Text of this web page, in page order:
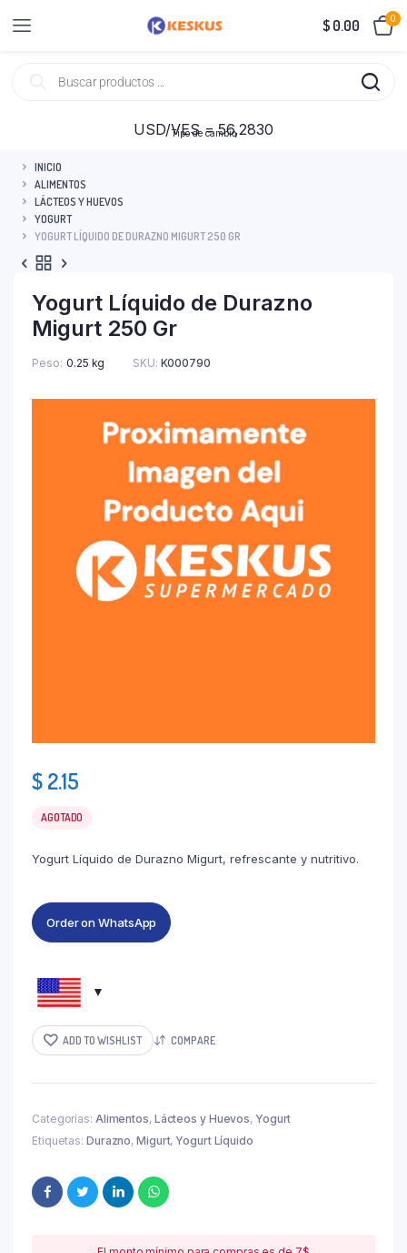
$ 0.00 0
Tipo de cambio
USD/VES = 56,2830
INICIO
ALIMENTOS
LÁCTEOS Y HUEVOS
YOGURT
YOGURT LÍQUIDO DE DURAZNO MIGURT 250 GR
Yogurt Líquido de Durazno
Migurt 250 Gr
Peso 0.25 kg SKU: K000790
$2.15
AGOTADO
Yogurt Líquido de Durazno Migurt, refrescante y nutritivo.
Order on WhatsApp
ADD TO WISHLIST COMPARE
Categorías: Alimentos, Lácteos y Huevos, Yogurt
Etiquetas: Durazno,Migurt,Yogurt Líquido